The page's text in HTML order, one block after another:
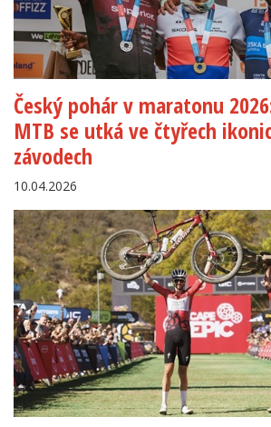
Český pohár v maratonu
MTB se utká ve čtyřech
závodech
10.04.2026